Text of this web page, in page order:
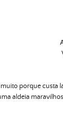
muito porque custa
aldeia